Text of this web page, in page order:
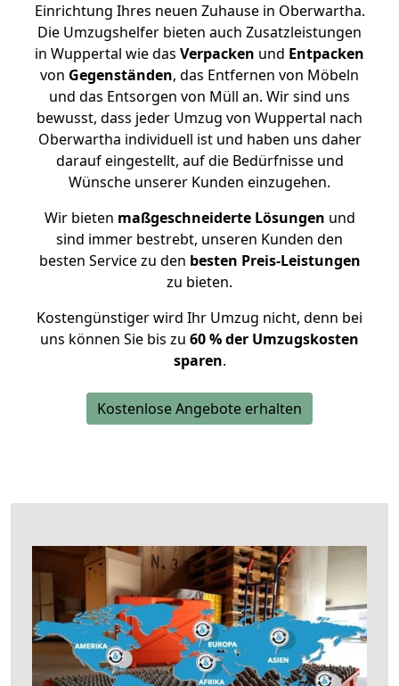
Einrichtung Ihres neuen Zuhause in Oberwartha.
Die Umzugshelfer bieten auch Zusatzleistungen
in Wuppertal wie das Verpacken und Entpacken
von Gegenständen, das Entfernen von Möbeln
und das Entsorgen von Müll an. Wir sind uns
bewusst, dass jeder Umzug von Wuppertal nach
Oberwartha individuell ist und haben uns daher
darauf eingestellt, auf die Bedürfnisse und
Wünsche unserer Kunden einzugehen.
Wir bieten maßgeschneiderte Lösungen und
sind immer bestrebt, unseren Kunden den
besten Service zu den besten Preis-Leistungen
zu bieten.
Kostengünstiger wird Ihr Umzug nicht, denn bei
uns können Sie bis zu 60 % der Umzugskosten
sparen.
Kostenlose Angebote erhalten